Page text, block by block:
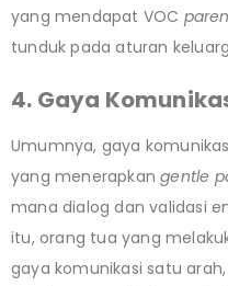
yang mendapat VOC
tunduk pada aturan
4. Gaya
Umumnya, gaya
yang menerapkangentle
mana dialog dan validasi
itu, orang tua yang
gaya komunikasi satu